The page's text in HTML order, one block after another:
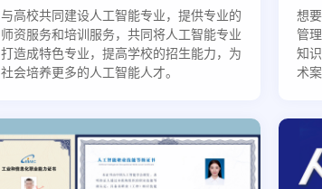
与高校共同建设人工智能专业，提供专业的
师资服务和培训服务，共同将人工智能专业
打造成特色专业，提高学校的招生能力，为
社会培养更多的人工智能人才。
想
管
知
术